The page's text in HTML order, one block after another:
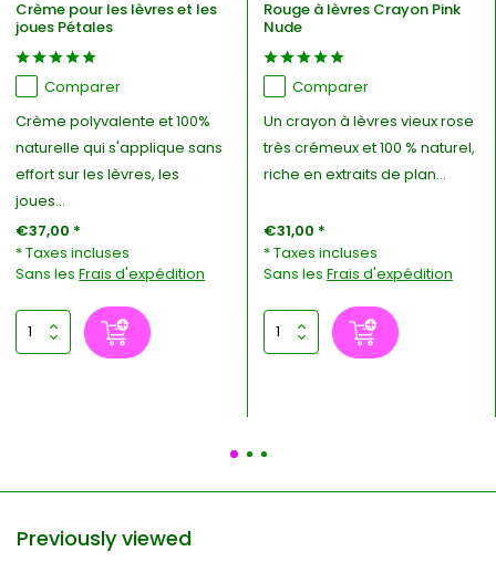
Crème pour les lèvres et les
joues Pétales
Comparer
Crème polyvalente et 100%
naturelle qui s'applique sans
effort sur les lèvres, les
joues...
€37,00 *
* Taxes incluses
Sans lesFrais d'expédition
Rouge à lèvres Crayon Pink
Nude
Comparer
Un crayon à lèvres vieux rose
très crémeux et 100 % naturel,
riche en extraits de plan...
€31,00 *
* Taxes incluses
Sans les Frais d'expédition
Previously viewed